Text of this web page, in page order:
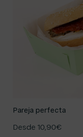
Pareja perfecta
Desde 10,90€